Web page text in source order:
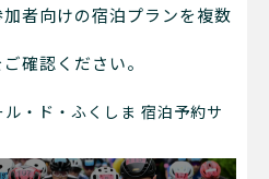
者向けの宿泊プランを複数
確認ください。
ル・ド・ふくしま 宿泊予約サ